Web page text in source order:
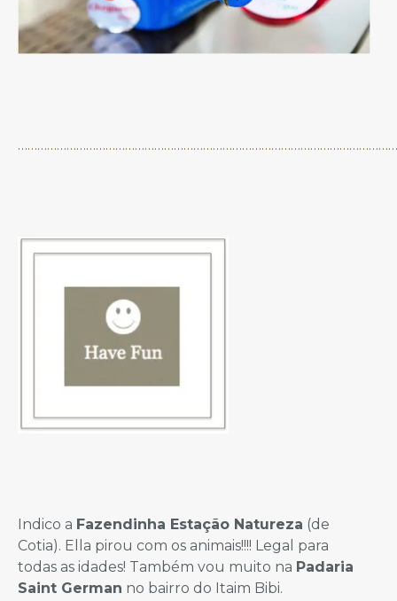
Indico a Fazendinha Estação Natureza (de
Cotia). Ella pirou com os animais!!!! Legal para
todas as idades! Também vou muito na Padaria
Saint German no bairro do Itaim Bibi.